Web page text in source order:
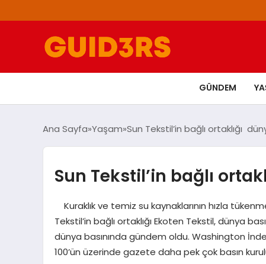
GÜNDEM
Ana Sayfa Yaşam Sun Tekstil’in bağlı ortaklığı
Sun Tekstil’in bağlı
Kuraklık ve temiz su kaynaklarının hızla
Tekstil’in bağlı ortaklığı Ekoten Tekstil, dünya
dünya basınında gündem oldu. Washington
100’ün üzerinde gazete daha pek çok basın